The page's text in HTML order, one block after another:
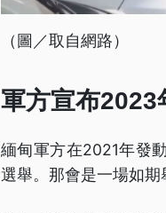
（圖／取自網路）
軍方宣布2023
緬甸軍方在2021年發
選舉。那會是一場如